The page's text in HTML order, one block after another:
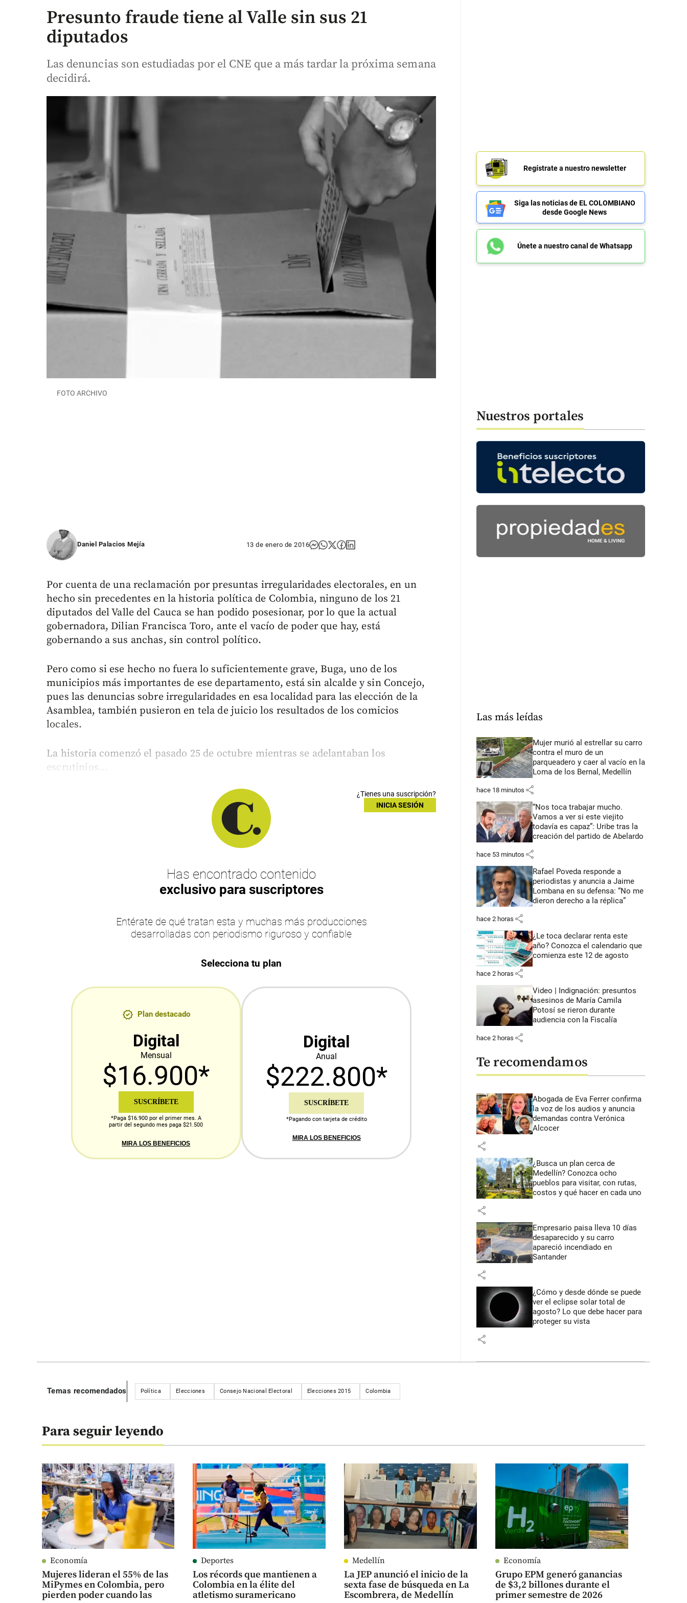
Presunto fraude tiene al Valle sin sus 21
diputados
Las denuncias son estudiadas por el CNE que a más tardar la próxima semana
decidirá.
FOTO ARCHIVO
Daniel Palacios Mejía 13 de enero de 2016
Por cuenta de una reclamación por presuntas irregularidades electorales, en un
hecho sin precedentes en la historia política de Colombia, ninguno de los 21
diputados del Valle del Cauca se han podido posesionar, por lo que la actual
gobernadora, Dilian Francisca Toro, ante el vacío de poder que hay, está
gobernando a sus anchas, sin control político.
Pero como si ese hecho no fuera lo suficientemente grave, Buga, uno de los
municipios más importantes de ese departamento, está sin alcalde y sin Concejo,
pues las denuncias sobre irregularidades en esa localidad para las elección de la
Asamblea, también pusieron en tela de juicio los resultados de los comicios
locales.
La historia comenzó el pasado 25 de octubre mientras se adelantaban los
escrutinios...
¿Tienes una suscripción?
INICIA SESIÓN
Has encontrado contenido
exclusivo para suscriptores
Entérate de qué tratan esta y muchas más producciones
desarrolladas con periodismo riguroso y confiable
Selecciona tu plan
Plan destacado
Digital
Mensual
$16.900*
SUSCRÍBETE
*Paga $16.900 por el primer mes. A
partir del segundo mes paga $21.500
MIRA LOS BENEFICIOS
Digital
Anual
$222.800*
SUSCRÍBETE
*Pagando con tarjeta de crédito
MIRA LOS BENEFICIOS
Regístrate a nuestro newsletter
Siga las noticias de EL COLOMBIANO
desde Google News
Únete a nuestro canal de Whatsapp
Nuestros portales
Las más leídas
Mujer murió al estrellar su carro
contra el muro de un
parqueadero y caer al vacío en la
Loma de los Bernal, Medellín
hace 18 minutos share
“Nos toca trabajar mucho.
Vamos a ver si este viejito
todavía es capaz”: Uribe tras la
creación del partido de Abelardo
hace 53 minutos share
Rafael Poveda responde a
periodistas y anuncia a Jaime
Lombana en su defensa: “No me
dieron derecho a la réplica”
hace 2 horas share
¿Le toca declarar renta este
año? Conozca el calendario que
comienza este 12 de agosto
hace 2 horas share
Video | Indignación: presuntos
asesinos de María Camila
Potosí se rieron durante
audiencia con la Fiscalía
hace 2 horas share
Te recomendamos
Abogada de Eva Ferrer confirma
la voz de los audios y anuncia
demandas contra Verónica
Alcocer
share
¿Busca un plan cerca de
Medellín? Conozca ocho
pueblos para visitar, con rutas,
costos y qué hacer en cada uno
share
Empresario paisa lleva 10 días
desaparecido y su carro
apareció incendiado en
Santander
share
¿Cómo y desde dónde se puede
ver el eclipse solar total de
agosto? Lo que debe hacer para
proteger su vista
share
Temas recomendados Política Elecciones Consejo Nacional Electoral Elecciones 2015 Colombia
Para seguir leyendo
Economía
Mujeres lideran el 55% de las
MiPymes en Colombia, pero
pierden poder cuando las
Deportes
Los récords que mantienen a
Colombia en la élite del
atletismo suramericano
Medellín
La JEP anunció el inicio de la
sexta fase de búsqueda en La
Escombrera, de Medellín
Economía
Grupo EPM generó ganancias
de $3,2 billones durante el
primer semestre de 2026